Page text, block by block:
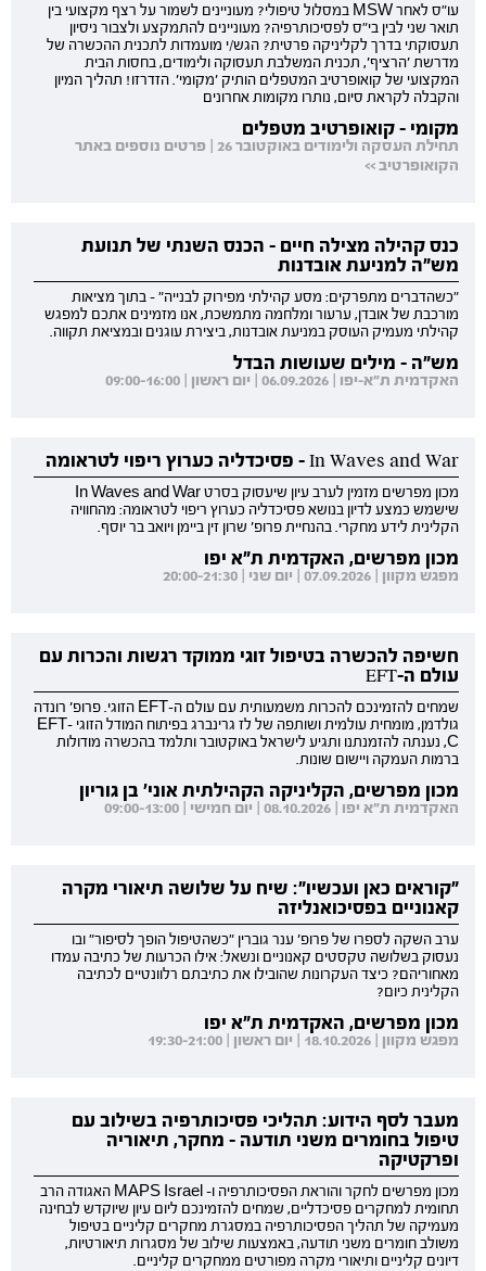
עו"ס לאחר MSW במסלול טיפולי? מעוניינים לשמור על רצף מקצועי בין
תואר שני לבין בי"ס לפסיכותרפיה? מעוניינים להתמקצע ולצבור ניסיון
תעסוקתי בדרך לקליניקה פרטית? הגש/י מועמדות לתכנית ההכשרה של
מדרשת 'הרציף', תכנית המשלבת תעסוקה ולימודים, בחסות הבית
המקצועי של קואופרטיב המטפלים הותיק 'מקומי'. הזדרזו! תהליך המיון
והקבלה לקראת סיום, נותרו מקומות אחרונים
מקומי - קואופרטיב מטפלים
תחילת העסקה ולימודים באוקטובר 26 | פרטים נוספים באתר
הקואופרטיב >>
כנס קהילה מצילה חיים - הכנס השנתי של תנועת
מש"ה למניעת אובדנות
"כשהדברים מתפרקים: מסע קהילתי מפירוק לבנייה" - בתוך מציאות
מורכבת של אובדן, ערעור ומלחמה מתמשכת, אנו מזמינים אתכם למפגש
קהילתי מעמיק העוסק במניעת אובדנות, ביצירת עוגנים ובמציאת תקווה.
מש"ה - מילים שעושות הבדל
האקדמית ת"א-יפו | 06.09.2026 | יום ראשון | 09:00-16:00
In Waves and War - פסיכדליה כערוץ ריפוי לטראומה
מכון מפרשים מזמין לערב עיון שיעסוק בסרט In Waves and War
שישמש כמצע לדיון בנושא פסיכדליה כערוץ ריפוי לטראומה: מהחוויה
הקלינית לידע מחקרי. בהנחיית פרופ' שרון זין ביימן ויואב בר יוסף.
מכון מפרשים, האקדמית ת"א יפו
מפגש מקוון | 07.09.2026 | יום שני | 20:00-21:30
חשיפה להכשרה בטיפול זוגי ממוקד רגשות והכרות עם
עולם ה-EFT
שמחים להזמינכם להכרות משמעותית עם עולם ה-EFT הזוגי. פרופ' רונדה
גולדמן, מומחית עולמית ושותפה של לז גרינברג בפיתוח המודל הזוגי EFT-
C, נענתה להזמנתנו ותגיע לישראל באוקטובר ותלמד בהכשרה מודולות
ברמות העמקה ויישום שונות.
מכון מפרשים, הקליניקה הקהילתית אוני' בן גוריון
האקדמית ת"א יפו | 08.10.2026 | יום חמישי | 09:00-13:00
"קוראים כאן ועכשיו": שיח על שלושה תיאורי מקרה
קאנוניים בפסיכואנליזה
ערב השקה לספרו של פרופ' ענר גוברין "כשהטיפול הופך לסיפור" ובו
נעסוק בשלושה טקסטים קאנוניים ונשאל: אילו הכרעות של כתיבה עמדו
מאחוריהם? כיצד העקרונות שהובילו את כתיבתם רלוונטיים לכתיבה
הקלינית כיום?
מכון מפרשים, האקדמית ת"א יפו
מפגש מקוון | 18.10.2026 | יום ראשון | 19:30-21:00
מעבר לסף הידוע: תהליכי פסיכותרפיה בשילוב עם
טיפול בחומרים משני תודעה - מחקר, תיאוריה
ופרקטיקה
מכון מפרשים לחקר והוראת הפסיכותרפיה ו- MAPS Israel האגודה הרב
תחומית למחקרים פסיכדליים, שמחים להזמינכם ליום עיון שיוקדש לבחינה
מעמיקה של תהליך הפסיכותרפיה במסגרת מחקרים קליניים בטיפול
משולב חומרים משני תודעה, באמצעות שילוב של מסגרות תיאורטיות,
דיונים קליניים ותיאורי מקרה מפורטים ממחקרים קליניים.